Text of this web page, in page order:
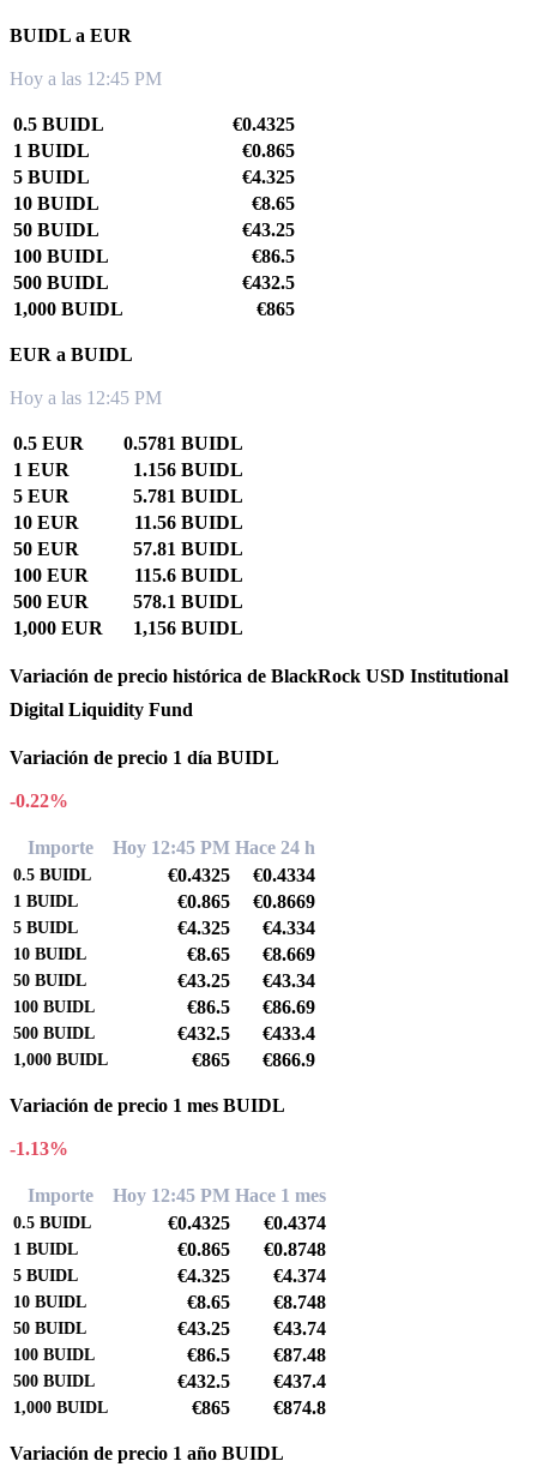
BUIDL a EUR
Hoy a las 12:45 PM
0.5 BUIDL
€0.4325
1 BUIDL
€0.865
5 BUIDL
€4.325
10 BUIDL
€8.65
50 BUIDL
€43.25
100 BUIDL
€86.5
500 BUIDL
€432.5
1,000 BUIDL
€865
EUR a BUIDL
Hoy a las 12:45 PM
0.5 EUR
0.5781 BUIDL
1 EUR
1.156 BUIDL
5 EUR
5.781 BUIDL
10 EUR
11.56 BUIDL
50 EUR
57.81 BUIDL
100 EUR
115.6 BUIDL
500 EUR
578.1 BUIDL
1,000 EUR
1,156 BUIDL
Variación de precio histórica de BlackRock USD Institutional
Digital Liquidity Fund
Variación de precio 1 día BUIDL
-0.22%
Importe Hoy 12:45 PM Hace 24 h
0.5 BUIDL €0.4325 €0.4334
1 BUIDL €0.865 €0.8669
5 BUIDL €4.325 €4.334
10 BUIDL €8.65 €8.669
50 BUIDL €43.25 €43.34
100 BUIDL €86.5 €86.69
500 BUIDL €432.5 €433.4
1,000 BUIDL €865 €866.9
Variación de precio 1 mes BUIDL
-1.13%
Importe Hoy 12:45 PM Hace 1 mes
0.5 BUIDL €0.4325 €0.4374
1 BUIDL €0.865 €0.8748
5 BUIDL €4.325 €4.374
10 BUIDL €8.65 €8.748
50 BUIDL €43.25 €43.74
100 BUIDL €86.5 €87.48
500 BUIDL €432.5 €437.4
1,000 BUIDL €865 €874.8
Variación de precio 1 año BUIDL